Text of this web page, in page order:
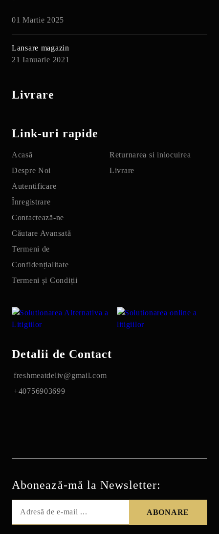
01 Martie 2025
Lansare magazin
21 Ianuarie 2021
Livrare
Link-uri rapide
Acasă
Despre Noi
Autentificare
Înregistrare
Contactează-ne
Căutare Avansată
Termeni de
Confidențialitate
Termeni și Condiții
Returnarea si inlocuirea
Livrare
Detalii de Contact
freshmeatdeliv@gmail.com
+40756903699
Abonează-mă la Newsletter: